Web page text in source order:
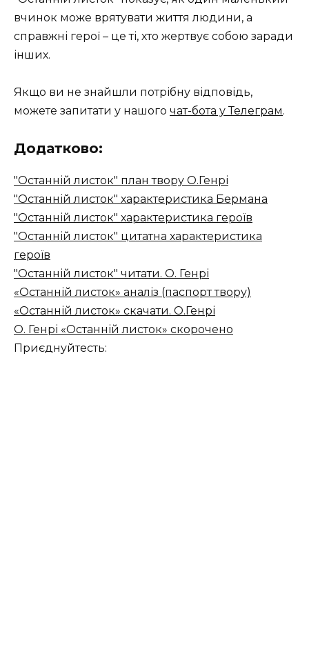
вчинок може врятувати життя людини, а
справжні герої – це ті, хто жертвує собою заради
інших.
Якщо ви не знайшли потрібну відповідь,
можете запитати у нашого чат-бота у Телеграм.
Додатково:
"Останній листок" план твору О.Генрі
"Останній листок" характеристика Бермана
"Останній листок" характеристика героїв
"Останній листок" цитатна характеристика
героїв
"Останній листок" читати. О. Генрі
«Останній листок» аналіз (паспорт твору)
«Останній листок» скачати. О.Генрі
О. Генрі «Останній листок» скорочено
Приєднуйтесть: